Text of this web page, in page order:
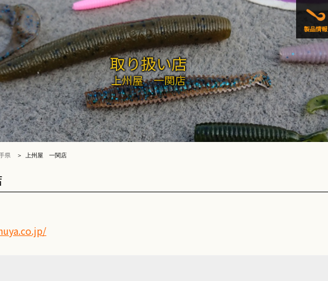
製品情報
取り扱い店
上州屋 一関店
県 上州屋 一関店